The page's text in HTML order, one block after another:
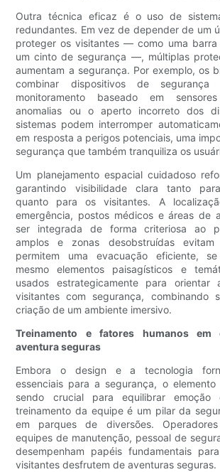
Outra técnica eficaz é o uso de
redundantes. Em vez de depender de um
proteger os visitantes — como uma barra
um cinto de segurança —, múltiplas
aumentam a segurança. Por exemplo, os
combinar dispositivos de segurança
monitoramento baseado em
anomalias ou o aperto incorreto dos
sistemas podem interromper
em resposta a perigos potenciais, uma
segurança que também tranquiliza os
Um planejamento espacial cuidadoso
garantindo visibilidade clara tanto
quanto para os visitantes. A
emergência, postos médicos e áreas de
ser integrada de forma criteriosa ao
amplos e zonas desobstruídas evitam
permitem uma evacuação eficiente,
mesmo elementos paisagísticos e
usados ​​estrategicamente para orientar
visitantes com segurança, combinando
criação de um ambiente imersivo.
Treinamento e fatores humanos em
aventura seguras
Embora o design e a tecnologia
essenciais para a segurança, o elemento
sendo crucial para equilibrar emoção
treinamento da equipe é um pilar da
em parques de diversões.
equipes de manutenção, pessoal de
desempenham papéis fundamentais
visitantes desfrutem de aventuras seguras.